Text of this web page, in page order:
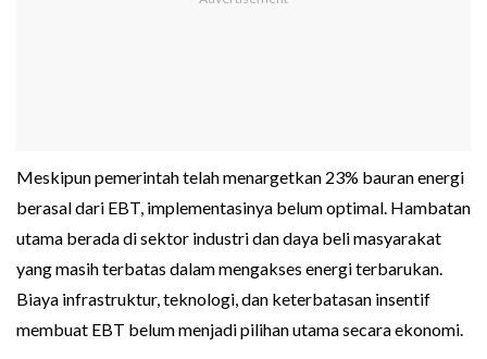
Meskipun pemerintah telah menargetkan 23% bauran energi
berasal dari EBT, implementasinya belum optimal. Hambatan
utama berada di sektor industri dan daya beli masyarakat
yang masih terbatas dalam mengakses energi terbarukan.
Biaya infrastruktur, teknologi, dan keterbatasan insentif
membuat EBT belum menjadi pilihan utama secara ekonomi.